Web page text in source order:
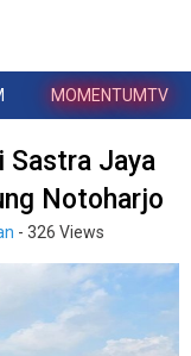
MOMENTUMTV
Sastra Jaya
Notoharjo
- 326 Views